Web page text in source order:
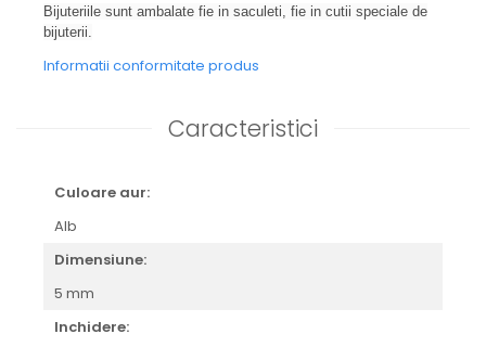
Bijuteriile sunt ambalate fie in saculeti, fie in cutii speciale de
bijuterii.
Informatii conformitate produs
Caracteristici
Culoare aur:
Alb
Dimensiune:
5 mm
Inchidere: